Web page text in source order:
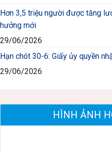
Hơn 3,5 triệu người được tăng
hưởng mới
29/06/2026
Hạn chót 30-6: Giấy ủy quyền
29/06/2026
HÌNH ẢNH